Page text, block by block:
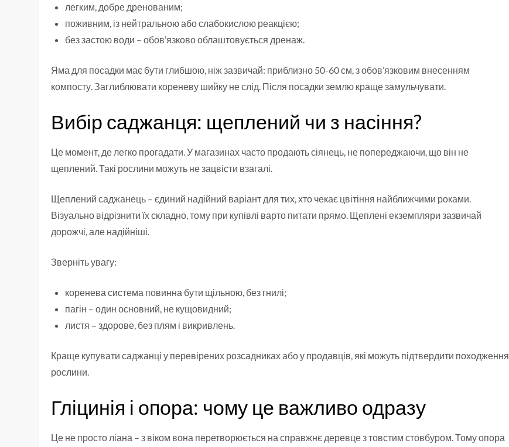
легким, добре дренованим;
поживним, із нейтральною або слабокислою реакцією;
без застою води – обов’язково облаштовується дренаж.
Яма для посадки має бути глибшою, ніж зазвичай: приблизно 50-60 см, з обов’язковим внесенням
компосту. Заглиблювати кореневу шийку не слід. Після посадки землю краще замульчувати.
Вибір саджанця: щеплений чи з насіння?
Це момент, де легко прогадати. У магазинах часто продають сіянець, не попереджаючи, що він не
щеплений. Такі рослини можуть не зацвісти взагалі.
Щеплений саджанець – єдиний надійний варіант для тих, хто чекає цвітіння найближчими роками.
Візуально відрізнити їх складно, тому при купівлі варто питати прямо. Щеплені екземпляри зазвичай
дорожчі, але надійніші.
Зверніть увагу:
коренева система повинна бути щільною, без гнилі;
пагін – один основний, не кущовидний;
листя – здорове, без плям і викривлень.
Краще купувати саджанці у перевірених розсадниках або у продавців, які можуть підтвердити походження
рослини.
Гліцинія і опора: чому це важливо одразу
Це не просто ліана – з віком вона перетворюється на справжнє деревце з товстим стовбуром. Тому опора